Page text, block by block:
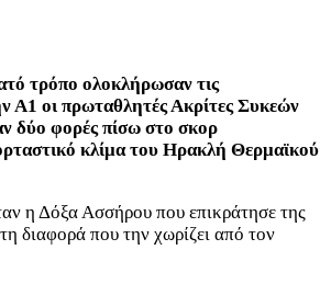
τρόπο ολοκλήρωσαν τις
Α1 οι πρωταθλητές Ακρίτες Συκεών
δύο φορές πίσω στο σκορ
κλίμα του Ηρακλή Θερμαϊκού
η Δόξα Ασσήρου που επικράτησε της
διαφορά που την χωρίζει από τον